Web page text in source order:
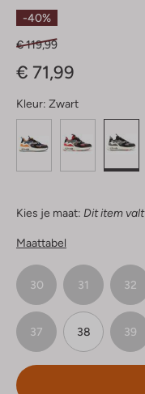
-40%
€ 119,99
€ 71,99
Kleur: Zwart
Kies je maat: Dit item
Maattabel
30 31 32
37 38 39